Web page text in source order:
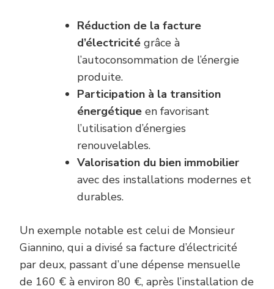
Réduction de la facture
d’électricité grâce à
l’autoconsommation de l’énergie
produite.
Participation à la transition
énergétique en favorisant
l’utilisation d’énergies
renouvelables.
Valorisation du bien immobilier
avec des installations modernes et
durables.
Un exemple notable est celui de Monsieur
Giannino, qui a divisé sa facture d’électricité
par deux, passant d’une dépense mensuelle
de 160 € à environ 80 €, après l’installation de